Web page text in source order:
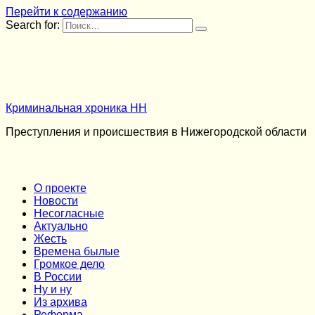
Перейти к содержанию
Search for:
Криминальная хроника НН
Преступления и происшествия в Нижегородской области
О проекте
Новости
Несогласные
Актуально
Жесть
Времена былые
Громкое дело
В России
Ну и ну
Из архива